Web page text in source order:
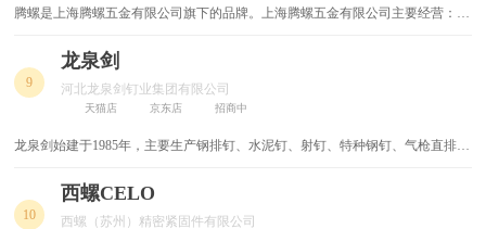
三角钻 三角铁
高压气泵
母线
六角阀
腾螺是上海腾螺五金有限公司旗下的品牌。上海腾螺五金有限公司主要经营：五
件、模具、电动工具的销售
9
龙泉剑
河北龙泉剑钉业集团有限公司
天猫店 京东店 招商中
龙泉剑始建于1985年，主要生产钢排钉、水泥钉、射钉、特种钢钉、气枪直排
并出口韩国、东南亚及欧、美、非多个国家和地区。
10
西螺CELO
西螺（苏州）精密紧固件有限公司